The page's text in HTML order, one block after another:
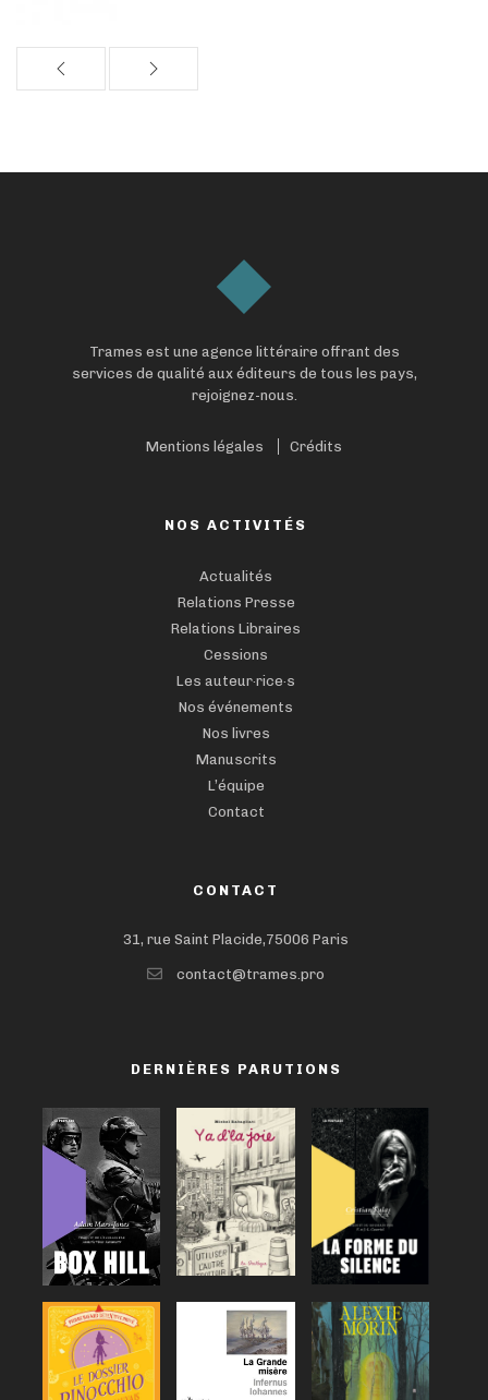
Trames est une agence littéraire offrant des
services de qualité aux éditeurs de tous les pays,
rejoignez-nous.
Mentions légales Crédits
NOS ACTIVITÉS
Actualités
Relations Presse
Relations Libraires
Cessions
Les auteur·rice·s
Nos événements
Nos livres
Manuscrits
L’équipe
Contact
CONTACT
31, rue Saint Placide,75006 Paris
contact@trames.pro
DERNIÈRES PARUTIONS